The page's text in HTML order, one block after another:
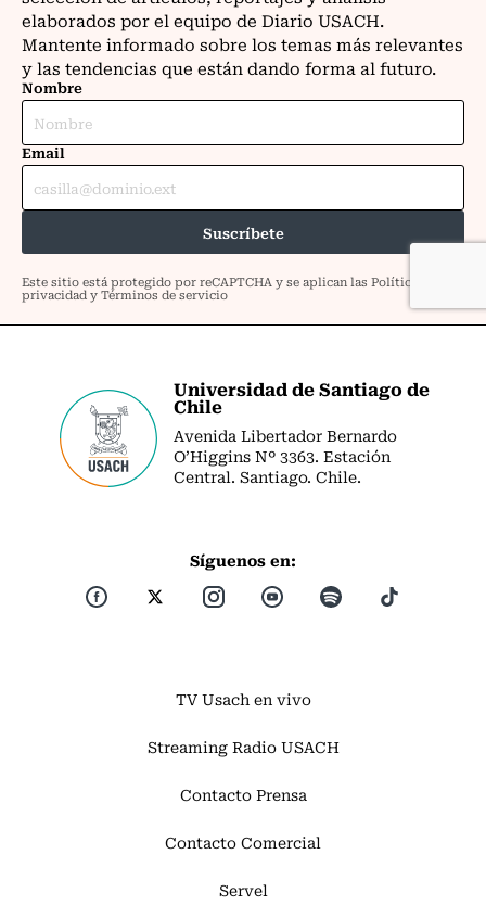
Universidad de Santiago de
Chile
Avenida Libertador Bernardo
O’Higgins Nº 3363. Estación
Central. Santiago. Chile.
Síguenos en:
TV Usach en vivo
Streaming Radio USACH
Contacto Prensa
Contacto Comercial
Servel